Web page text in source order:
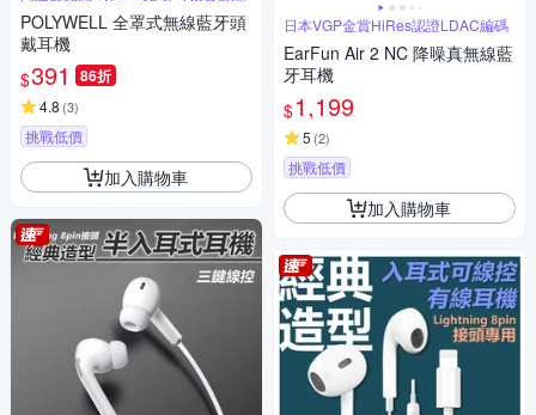
POLYWELL 全罩式無線藍牙頭
戴耳機
$391 86折
4.8 (3)
挑戰低價
加入購物車
日本VGP金賞HiRes認證LDAC編碼
EarFun Air 2 NC 降噪真無線藍
牙耳機
$1,199
5 (2)
挑戰低價
加入購物車